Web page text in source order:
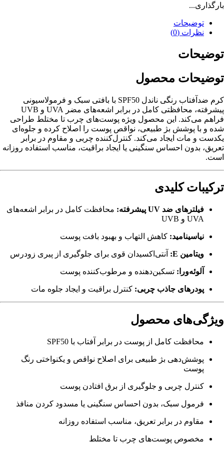
بارگذاری...
توضیحات
نظرات (0)
توضیحات
توضیحات محصول
کرم ضدآفتاب رنگی ناندل SPF50 با بافتی سبک و فرمولاسیونی
پیشرفته، محافظتی کامل در برابر اشعه‌های مضر UVA و UVB
فراهم می‌کند. این محصول ویژه پوست‌های چرب تا مختلط طراحی
شده و با پوشش بژ طبیعی، نواقص پوست را اصلاح کرده و جلوه‌ای
یکدست و مات ایجاد می‌کند. کنترل‌کننده چربی و مقاوم در برابر
تعریق، بدون احساس سنگینی یا ایجاد براقیت، مناسب استفاده روزانه
است.
ترکیبات کلیدی
فیلترهای ضد UV پیشرفته:
محافظت کامل در برابر اشعه‌های
UVA و UVB
نیاسینامید: کاهش التهاب و بهبود بافت پوست
ویتامین E: آنتی‌اکسیدان قوی برای جلوگیری از پیری زودرس
آلوئه‌ورا: تسکین‌دهنده و مرطوب‌کننده پوست
پودرهای جاذب چربی: کنترل براقیت و ایجاد جلوه مات
ویژگی‌های محصول
محافظت کامل از پوست در برابر آفتاب با SPF50
پوشش‌دهی بژ طبیعی برای اصلاح نواقص و یکنواختی رنگ
پوست
کنترل چربی و جلوگیری از برق افتادن پوست
فرمول سبک، بدون احساس سنگینی یا مسدود کردن منافذ
مقاوم در برابر تعریق، مناسب استفاده روزانه
مخصوص پوست‌های چرب تا مختلط